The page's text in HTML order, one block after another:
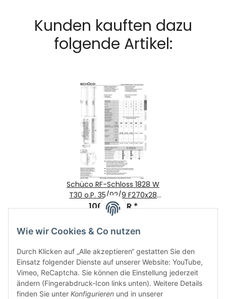
Wie wir Cookies & Co nutzen
Durch Klicken auf „Alle akzeptieren“ gestatten Sie den
Einsatz folgender Dienste auf unserer Website: YouTube,
Vimeo, ReCaptcha. Sie können die Einstellung jederzeit
ändern (Fingerabdruck-Icon links unten). Weitere Details
finden Sie unter Konfigurieren und in unserer
Kunden kauften dazu
folgende Artikel:
Schüco RF-Schloss 1828 W
T30 o.P. 35/92/9 F270x28
Nr. 241896
106,42 EUR*
Informationen